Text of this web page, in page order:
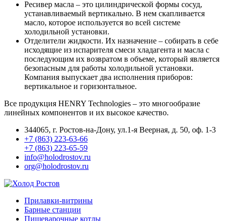
Ресивер масла – это цилиндрической формы сосуд,
устанавливаемый вертикально. В нем скапливается
масло, которое используется во всей системе
холодильной установки.
Отделители жидкости. Их назначение – собирать в себе
исходящие из испарителя смеси хладагента и масла с
последующим их возвратом в объеме, который является
безопасным для работы холодильной установки.
Компания выпускает два исполнения приборов:
вертикальное и горизонтальное.
Все продукция HENRY Technologies – это многообразие
линейных компонентов и их высокое качество.
344065, г. Ростов-на-Дону, ул.1-я Веерная, д. 50, оф. 1-3
+7 (863) 223-63-66
+7 (863) 223-65-59
info@holodrostov.ru
org@holodrostov.ru
Прилавки-витрины
Барные станции
Пищеварочные котлы